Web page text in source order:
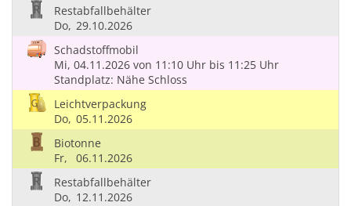
Restabfallbehälter
Do, 29.10.2026
Schadstoffmobil
Mi, 04.11.2026 von 11:10 Uhr bis 11:25 Uhr
Standplatz: Nähe Schloss
Leichtverpackung
Do, 05.11.2026
Biotonne
Fr,
06.11.2026
Restabfallbehälter
Do, 12.11.2026